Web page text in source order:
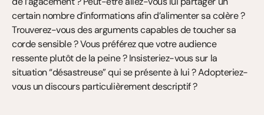
certain nombre d’informations afin d’alimenter sa colère ?
Trouverez-vous des arguments capables de toucher sa
corde sensible ? Vous préférez que votre audience
ressente plutôt de la peine ? Insisteriez-vous sur la
situation “désastreuse” qui se présente à lui ? Adopteriez-
vous un discours particulièrement descriptif ?